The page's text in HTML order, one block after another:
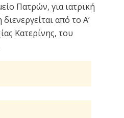
Πατρών, για ιατρική
από το Α’
Κατερίνης, του